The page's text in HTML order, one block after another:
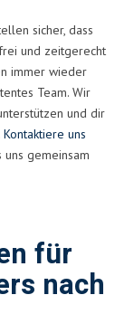
sicher, dass
und zeitgerecht
immer wieder
Team. Wir
und dir
Kontaktiere uns
gemeinsam
für
nach